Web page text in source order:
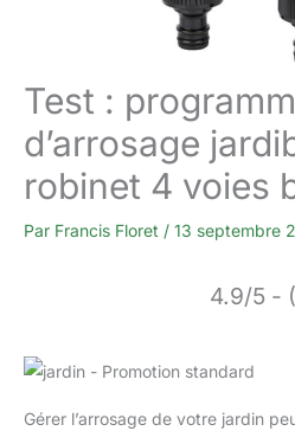
Test :
d’arrosage
robinet 4 voies
Par Francis Floret / 13 septembre
4.9/5 -
Gérer l’arrosage de votre jardin